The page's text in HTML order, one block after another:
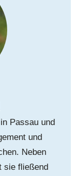
Passau und
und
Neben
sie fließend